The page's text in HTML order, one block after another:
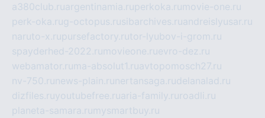
a380club.ruargentinamia.ruperkoka.ru movie-one.ru
perk-oka.rug-octopus.rusibarchives.ruandreislyusar.ru
naruto-x.rupursefactory.rutor-lyubov-i-grom.ru
spayderhed-2022.ru movieone.ruevro-dez.ru
webamator.ru ma-absolut1.ruavtopomosch27.ru
nv-750.ru news-plain.ru nertansaga.rudelanalad.ru
dizfiles.ruyoutubefree.ruaria-family.ru roadli.ru
planeta-samara.ru mysmartbuy.ru